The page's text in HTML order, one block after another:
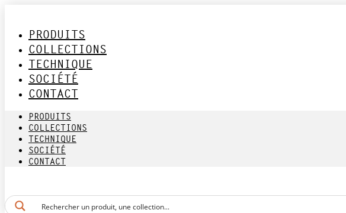
contenuPRODUITS
COLLECTIONS
TECHNIQUE
SOCIÉTÉ
CONTACT
PRODUITS
COLLECTIONS
TECHNIQUE
SOCIÉTÉ
CONTACT